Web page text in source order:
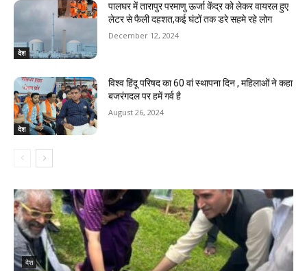
देश
पालघर में तारापुर परमाणु ऊर्जा केंद्र को लेकर वायरल हुए
लेटर से फैली दहशत,कई घंटों तक डरे सहमे रहे लोग
December 12, 2024
देश
विश्व हिंदू परिषद का 60 वां स्थापना दिन , महिलाओं ने कहा
बजरंगदल पर हमें गर्व है
August 26, 2024
देश